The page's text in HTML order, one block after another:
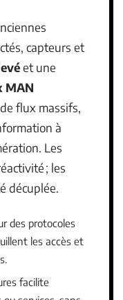
capteurs et
et une
MAN
flux massifs,
à
Les
; les
décuplée.
des protocoles
les accès et
facilite